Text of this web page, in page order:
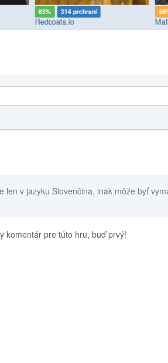
83% 314 prehraní
Redcoats.io
len v jazyku Slovenčina, inak môže byť
komentár pre túto hru, buď prvý!